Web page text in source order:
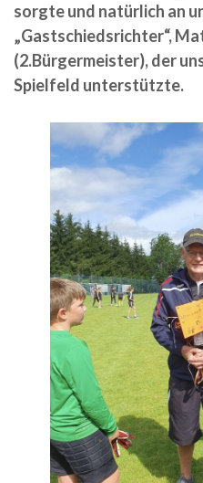
sorgte und natürlich an
„Gastschiedsrichter“,
(2.Bürgermeister), der
Spielfeld unterstützte.